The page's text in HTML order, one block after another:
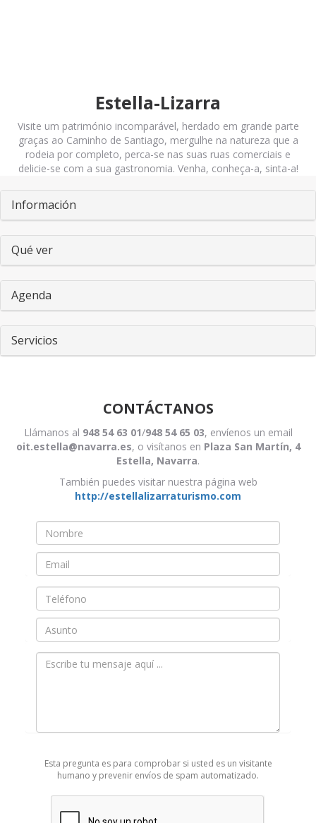
Estella-Lizarra
Visite um património incomparável, herdado em grande parte
graças ao Caminho de Santiago, mergulhe na natureza que a
rodeia por completo, perca-se nas suas ruas comerciais e
delicie-se com a sua gastronomia. Venha, conheça-a, sinta-a!
Pestañas
Información
Qué ver
Agenda
Servicios
CONTÁCTANOS
Llámanos al 948 54 63 01/948 54 65 03, envíenos un email
oit.estella@navarra.es, o visítanos en Plaza San Martín, 4
Estella, Navarra.
También puedes visitar nuestra página web
http://estellalizarraturismo.com
Nombre
Teléfono
Esta pregunta es para comprobar si usted es un visitante
humano y prevenir envíos de spam automatizado.